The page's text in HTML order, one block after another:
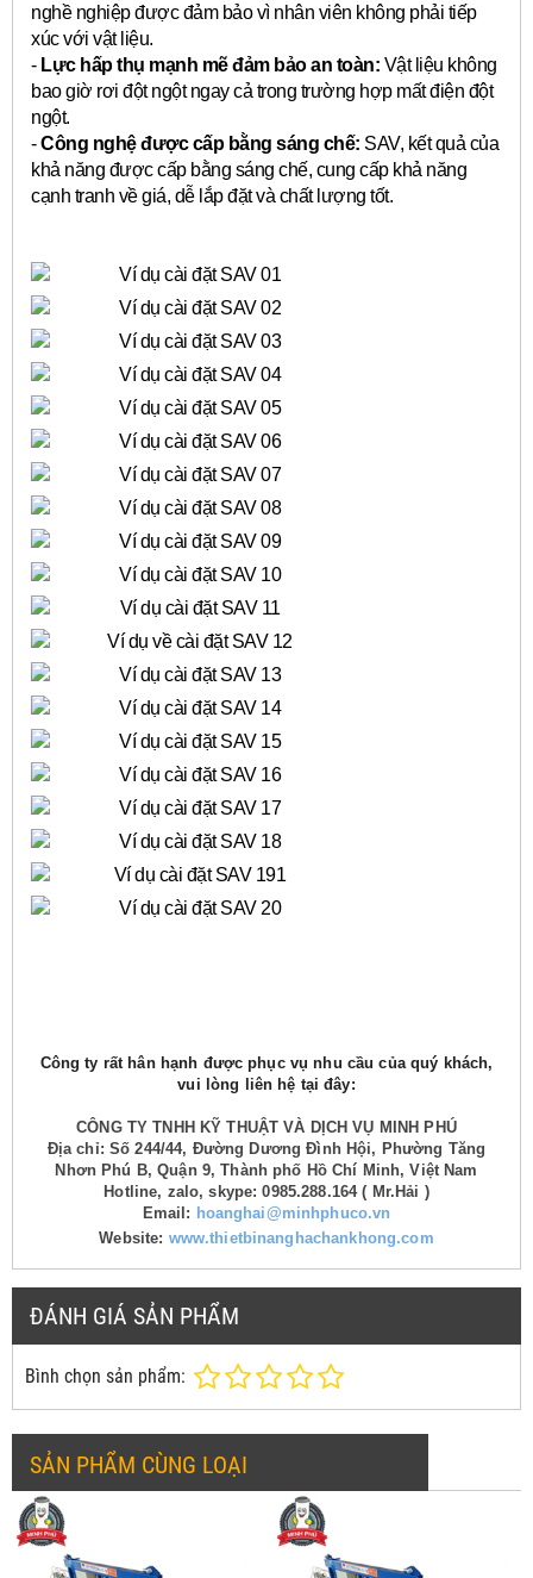
nghề nghiệp được đảm bảo vì nhân viên không phải tiếp
xúc với vật liệu.
- Lực hấp thụ mạnh mẽ đảm bảo an toàn: Vật liệu không
bao giờ rơi đột ngột ngay cả trong trường hợp mất điện đột
ngột.
-Công nghệ được cấp bằng sáng chế: SAV, kết quả của
khả năng được cấp bằng sáng chế, cung cấp khả năng
cạnh tranh về giá, dễ lắp đặt và chất lượng tốt.
Công ty rất hân hạnh được phục vụ nhu cầu của quý khách,
vui lòng liên hệ tại đây:
CÔNG TY TNHH KỸ THUẬT VÀ DỊCH VỤ MINH PHÚ
Địa chỉ: Số 244/44, Đường Dương Đình Hội, Phường Tăng
Nhơn Phú B, Quận 9, Thành phố Hồ Chí Minh, Việt Nam
Hotline, zalo, skype: 0985.288.164 ( Mr.Hải )
Email: hoanghai@minhphuco.vn
Website: www.thietbinanghachankhong.com
ĐÁNH GIÁ SẢN PHẨM
Bình chọn sản phẩm:
SẢN PHẨM CÙNG LOẠI